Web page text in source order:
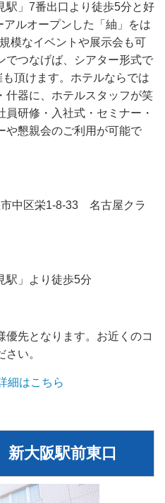
駅」7番出口より徒歩5分と好
ルオープンした「紬」をは
模なイベントや展示会も可
でつなげば、シアター形式で
頂けます。ホテルならでは
什器に、ホテルスタッフが笑
研修・入社式・セミナー・
や懇親会のご利用が可能で
中区栄1-8-33 名古屋クラ
駅」より徒歩5分
優先となります。お近くのコ
い。
細はこちら
大阪駅前東口